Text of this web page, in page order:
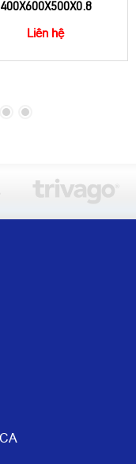
400X600X500X0.8
Liên hệ